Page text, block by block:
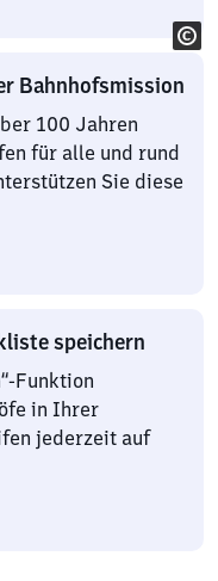
Bahnhofsmission
100 Jahren
für alle und rund
Sie diese
speichern
Funktion
in Ihrer
jederzeit auf